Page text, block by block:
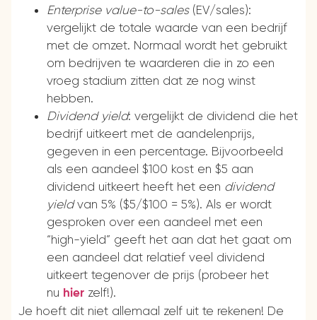
Enterprise value-to-sales(EV/sales):
vergelijkt de totale waarde van een bedrijf
met de omzet. Normaal wordt het gebruikt
om bedrijven te waarderen die in zo een
vroeg stadium zitten dat ze nog winst
hebben.
Dividend yield: vergelijkt de dividend die het
bedrijf uitkeert met de aandelenprijs,
gegeven in een percentage. Bijvoorbeeld
als een aandeel $100 kost en $5 aan
dividend uitkeert heeft het een dividend
yieldvan 5% ($5/$100 = 5%). Als er wordt
gesproken over een aandeel met een
“high-yield” geeft het aan dat het gaat om
een aandeel dat relatief veel dividend
uitkeert tegenover de prijs (probeer het
nu hier zelf!).
Je hoeft dit niet allemaal zelf uit te rekenen! De